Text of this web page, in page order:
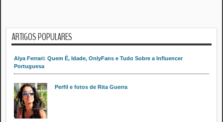
ARTIGOS POPULARES
Alya Ferrari: Quem É, Idade, OnlyFans e Tudo Sobre a Influencer
Portuguesa
Perfil e fotos de Rita Guerra